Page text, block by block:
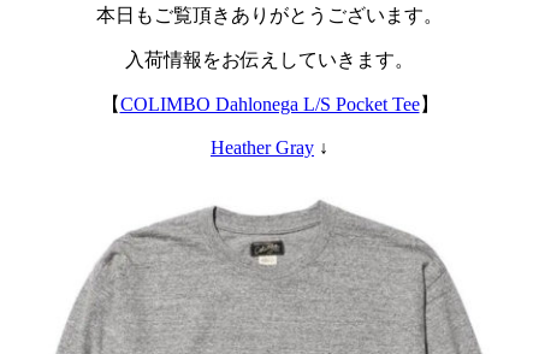
本日もご覧頂きありがとうございます。
入荷情報をお伝えしていきます。
【COLIMBO Dahlonega L/S Pocket Tee】
Heather Gray ↓